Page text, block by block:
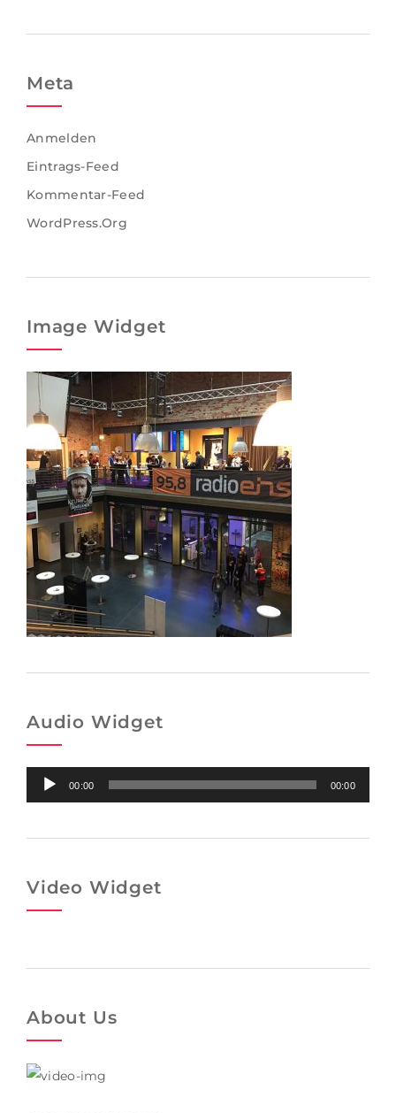
Meta
Anmelden
Eintrags-Feed
Kommentar-Feed
WordPress.org
Image Widget
Audio Widget
Audio-
Player
00:00 00:00
Video Widget
About Us